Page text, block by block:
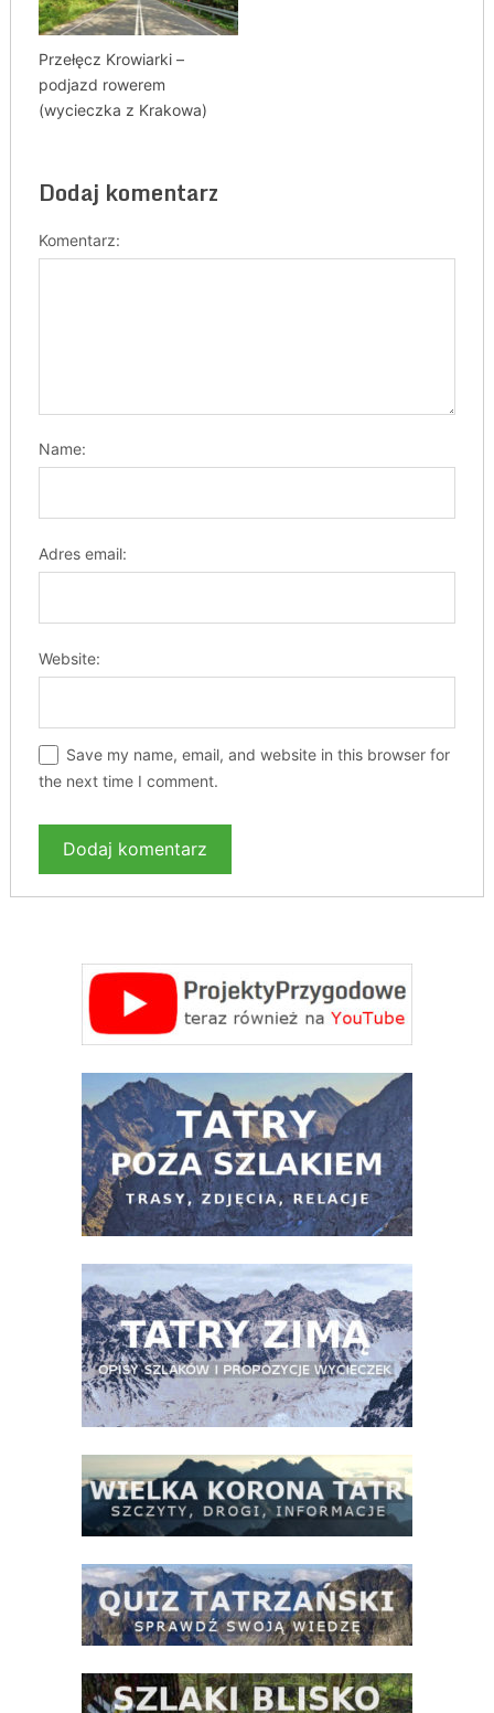
Przełęcz Krowiarki –
podjazd rowerem
(wycieczka z Krakowa)
Dodaj komentarz
Komentarz:
Name:
Adres email:
Website:
Save my name, email, and website in this browser for
the next time I comment.